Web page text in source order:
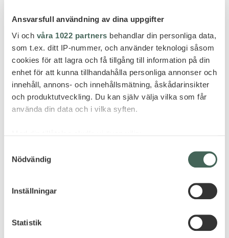
Ansvarsfull användning av dina uppgifter
Vi och våra 1022 partners behandlar din personliga data,
som t.ex. ditt IP-nummer, och använder teknologi såsom
cookies för att lagra och få tillgång till information på din
enhet för att kunna tillhandahålla personliga annonser och
innehåll, annons- och innehållsmätning, åskådarinsikter
och produktutveckling. Du kan själv välja vilka som får
använda din data och i vilka syften.
som kan ha en noggrannhet på upp till flera meter
Ta reda på mer om hur dina personliga uppgifter
Du kan ändra eller dra tillbaka ditt samtycke när som
Nödvändig
Inställningar
Statistik